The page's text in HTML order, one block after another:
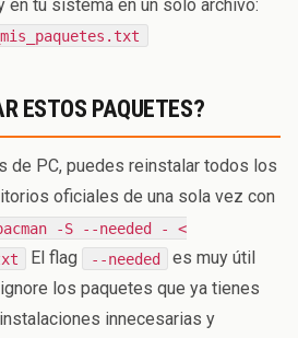
en tu sistema en un solo archivo:
ESTOS PAQUETES?
de PC, puedes reinstalar todos los
oficiales de una sola vez con
-S --needed - <
El flag --needed
es muy útil
los paquetes que ya tienes
innecesarias y